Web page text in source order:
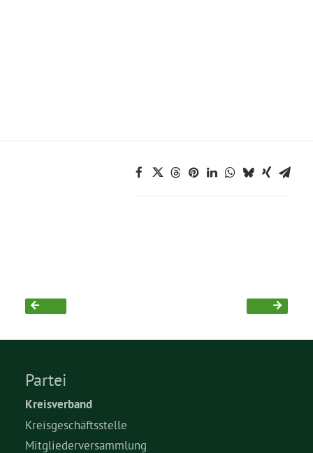
Partei
Kreisverband
Kreisgeschäftsstelle
Mitgliederversammlung